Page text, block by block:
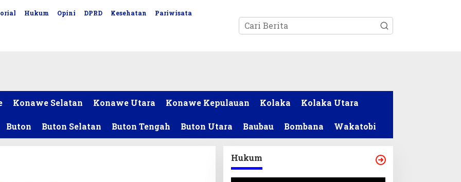
Hukum Opini DPRD Kesehatan Pariwisata
Konawe Selatan Konawe Utara Konawe Kepulauan Kolaka Kolaka Utara
Buton Buton Selatan Buton Tengah Buton Utara Baubau Bombana Wakatobi
Hukum